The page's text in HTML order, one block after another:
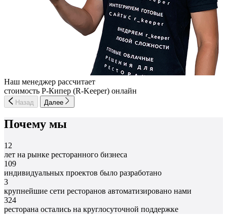
Наш менеджер рассчитает
стоимость Р-Кипер (R-Keeper) онлайн
Назад Далее
Почему мы
12
лет на рынке ресторанного бизнеса
109
индивидуальных проектов было разработано
3
крупнейшие сети ресторанов автоматизировано нами
324
ресторана остались на круглосуточной поддержке